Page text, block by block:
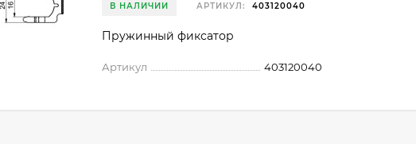
В НАЛИЧИИ АРТИКУЛ: 403120040
Пружинный фиксатор
Артикул 403120040